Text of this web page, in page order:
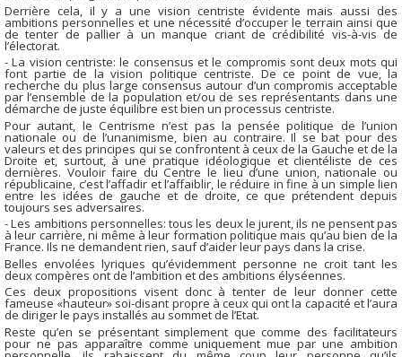
Derrière cela, il y a une vision centriste évidente mais aussi des
ambitions personnelles et une nécessité d’occuper le terrain ainsi que
de tenter de pallier à un manque criant de crédibilité vis-à-vis de
l’électorat.
- La vision centriste: le consensus et le compromis sont deux mots qui
font partie de la vision politique centriste. De ce point de vue, la
recherche du plus large consensus autour d’un compromis acceptable
par l’ensemble de la population et/ou de ses représentants dans une
démarche de juste équilibre est bien un processus centriste.
Pour autant, le Centrisme n’est pas la pensée politique de l’union
nationale ou de l’unanimisme, bien au contraire. Il se bat pour des
valeurs et des principes qui se confrontent à ceux de la Gauche et de la
Droite et, surtout, à une pratique idéologique et clientéliste de ces
dernières. Vouloir faire du Centre le lieu d’une union, nationale ou
républicaine, c’est l’affadir et l’affaiblir, le réduire in fine à un simple lien
entre les idées de gauche et de droite, ce que prétendent depuis
toujours ses adversaires.
- Les ambitions personnelles: tous les deux le jurent, ils ne pensent pas
à leur carrière, ni même à leur formation politique mais qu’au bien de la
France. Ils ne demandent rien, sauf d’aider leur pays dans la crise.
Belles envolées lyriques qu’évidemment personne ne croit tant les
deux compères ont de l’ambition et des ambitions élyséennes.
Ces deux propositions visent donc à tenter de leur donner cette
fameuse «hauteur» soi-disant propre à ceux qui ont la capacité et l’aura
de diriger le pays installés au sommet de l’Etat.
Reste qu’en se présentant simplement que comme des facilitateurs
pour ne pas apparaître comme uniquement mue par une ambition